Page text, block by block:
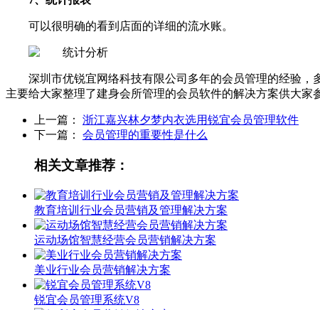
可以很明确的看到店面的详细的流水账。
深圳市优锐宜网络科技有限公司多年的会员管理的经验
主要给大家整理了建身会所管理的会员软件的解决方案供大家
上一篇： 浙江嘉兴林夕梦内衣选用锐宜会员管理软件
下一篇： 会员管理的重要性是什么
相关文章推荐：
教育培训行业会员营销及管理解决方案
运动场馆智慧经营会员营销解决方案
美业行业会员营销解决方案
锐宜会员管理系统V8